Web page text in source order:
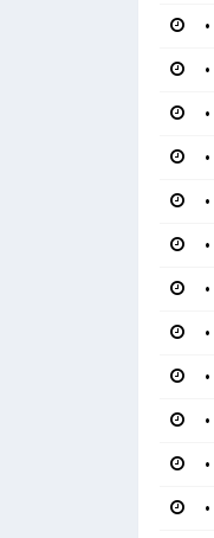
•
•
•
•
•
•
•
•
•
•
•
•